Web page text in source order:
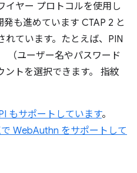
イヤー プロトコルを使用し
も進めています CTAP 2 と
ています。たとえば、PIN
（ユーザー名やパスワード
トを選択できます。 指紋
もサポートしています。
WebAuthn をサポートして